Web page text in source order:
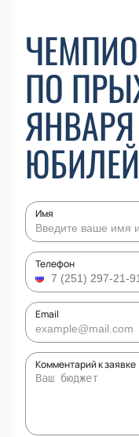
ПО
Имя
Телефон
Email
Комментарий к заявке